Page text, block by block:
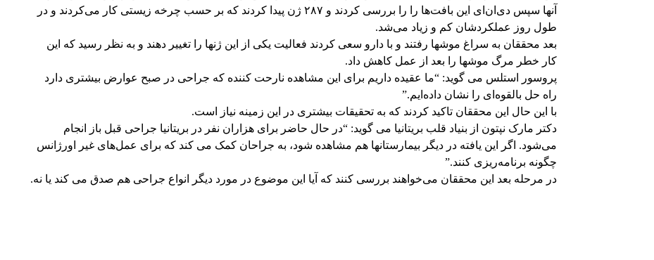
آنها سپس دی‌ان‌ای این بافت‌ها را را بررسی کردند و ۲۸۷ ژن پیدا کردند که بر حسب چرخه زیستی کار می‌کردند و در
طول روز عملکردشان کم و زیاد می‌شد.
بعد محققان به سراغ موشها رفتند و با دارو سعی کردند فعالیت یکی از این ژنها را تغییر دهند و به نظر رسید که این
کار خطر مرگ موشها را بعد از عمل کاهش داد.
پروسور استلس می گوید: “ما عقیده داریم برای این مشاهده نارحت کننده که جراحی در صبح عوارض بیشتری دارد
راه حل بالقوه‌ای را نشان داده‌ایم.”
با این حال این محققان تاکید کردند که به تحقیقات بیشتری در این زمینه نیاز است.
دکتر مارک نپتون از بنیاد قلب بریتانیا می گوید: “در حال حاضر برای هزاران نفر در بریتانیا جراحی قبل باز انجام
می‌شود. اگر این یافته در دیگر بیمارستانها هم مشاهده شود، به جراحان کمک می کند که برای عمل‌های غیر اورژانس
چگونه برنامه‌ریزی کنند.”
در مرحله بعد این محققان می‌خواهند بررسی کنند که آیا این موضوع در مورد دیگر انواع جراحی هم صدق می کند یا نه.